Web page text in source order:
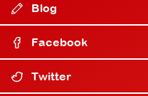
Blog
Facebook
Twitter